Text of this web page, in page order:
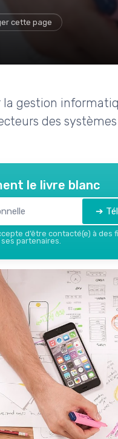
cette page
gestion
des systèmes
le livre blanc
➔
d’être contacté(e) à des
ses partenaires.